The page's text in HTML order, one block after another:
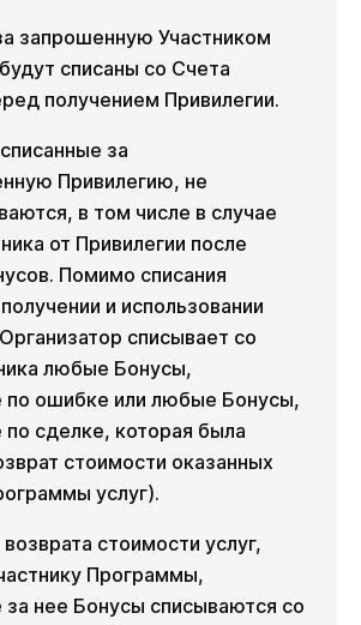
запрошенную Участником
списаны со Счета
получением Привилегии.
за
Привилегию, не
в том числе в случае
от Привилегии после
Помимо списания
и использовании
списывает со
любые Бонусы,
по ошибке или любые Бонусы,
по сделке, которая была
стоимости оказанных
услуг).
стоимости услуг,
Программы,
за нее Бонусы списываются со